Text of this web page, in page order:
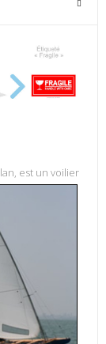
est un voilier